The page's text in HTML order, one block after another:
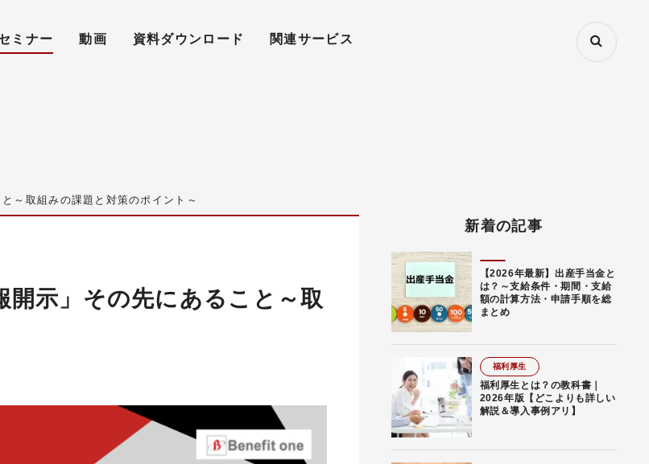
ミナー 動画 資料ダウンロード 関連サービス
～取組みの課題と対策のポイント～
開示」その先にあること～取
新着の記事
【2026年最新】出産手当金と
は？～支給条件・期間・支給
額の計算方法・申請手順を総
まとめ
福利厚生
福利厚生とは？の教科書｜
2026年版【どこよりも詳しい
解説＆導入事例アリ】